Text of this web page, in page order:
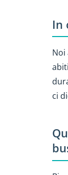
In
ci